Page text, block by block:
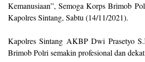
Kemanusiaan”, Semoga Korps Brimob
Kapolres Sintang, Sabtu (14/11/2021).
Kapolres Sintang AKBP Dwi Prasetyo
Brimob Polri semakin profesional dan